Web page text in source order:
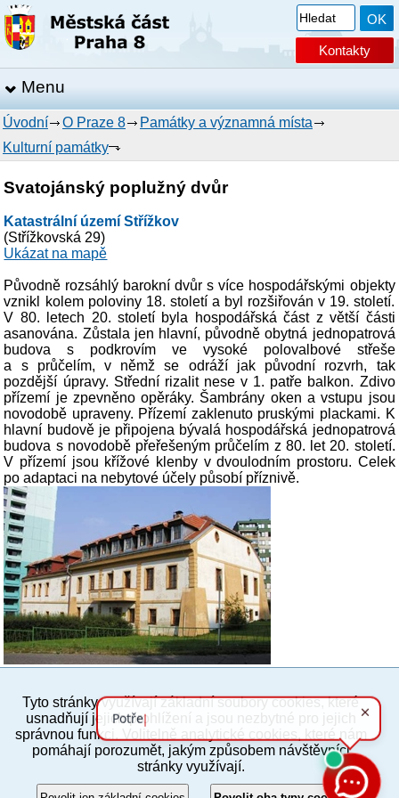
Kontakty
Menu
Úvodní O Praze 8
Památky a významná místa
Kulturní památky
Svatojánský poplužný dvůr
Katastrální území Střížkov
(Střížkovská 29)
Ukázat na mapě
Původně rozsáhlý barokní dvůr s více hospodářskými objekty
vznikl kolem poloviny 18. století a byl rozšiřován v 19. století.
V 80. letech 20. století byla hospodářská část z větší části
asanována. Zůstala jen hlavní, původně obytná jednopatrová
budova s podkrovím ve vysoké polovalbové střeše
a s průčelím, v němž se odráží jak původní rozvrh, tak
pozdější úpravy. Střední rizalit nese v 1. patře balkon. Zdivo
přízemí je zpevněno opěráky. Šambrány oken a vstupu jsou
novodobě upraveny. Přízemí zaklenuto pruskými plackami. K
hlavní budově je připojena bývalá hospodářská jednopatrová
budova s novodobě přeřešeným průčelím z 80. let 20. století.
V přízemí jsou křížové klenby v dvoulodním prostoru. Celek
po adaptaci na nebytové účely působí příznivě.
PC verze ENG
Povinné a praktické informace
© 2012–2019 MČ Praha 8
Tyto stránky využívají základní soubory cookies, které
usnadňují jejich prohlížení a jsou nezbytné pro jejich
správnou funkci. Volitelně analytické cookies, které nám
pomáhají porozumět, jakým způsobem návštěvníci
stránky využívají.